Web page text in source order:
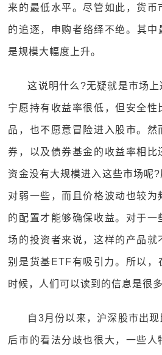
来的最低水平。尽管如此，货币
的追逐，申购者络绎不绝。其中
是规模大幅度上升。
这说明什么?无疑就是市场上
宁愿持有收益率很低，但安全性
品，也不愿意冒险进入股市。然
券，以及债券基金的收益率相比
资金没有大规模进入这些市场呢
对弱一些，而且价格波动也较为
的配置才能够确保收益。对于一
场的投资者来说，这样的产品就
别是货基ETF有吸引力。所以，
时候，人们可以读到的信息是很多
自3月份以来，沪深股市出
后市的看法分歧也很大，一些人